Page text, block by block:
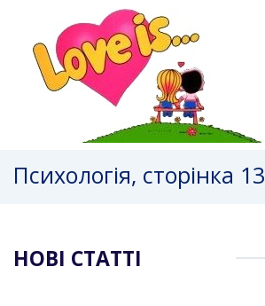
Психологія, сторінка 13
НОВІ СТАТТІ